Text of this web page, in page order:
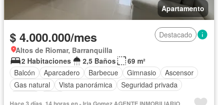
Apartamento
$ 4.000.000/mes
Destacado
Altos de Riomar, Barranquilla
2 Habitaciones
2,5 Baños
69 m²
Balcón
Aparcadero Barbecue Gimnasio
Ascensor
Gas natural
Vista panorámica
Seguridad privada